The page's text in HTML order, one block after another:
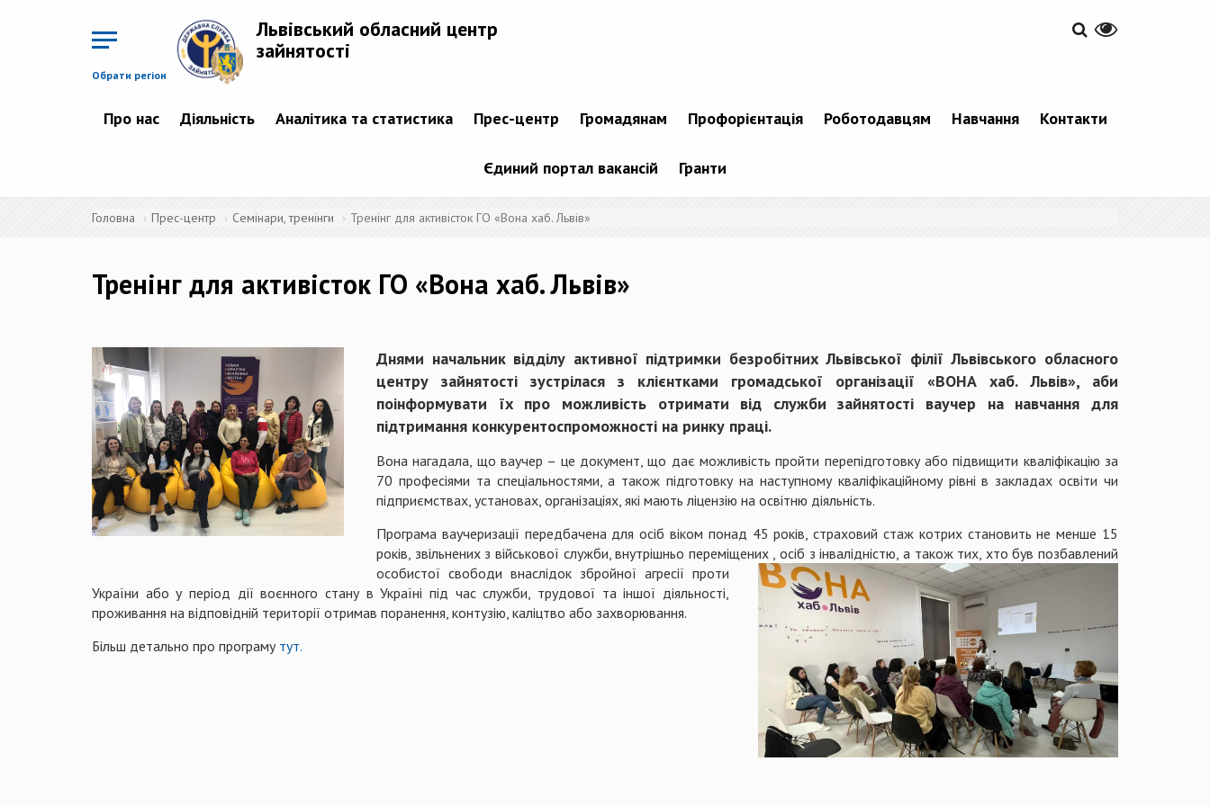
Обрати регіон
Львівський обласний центр
зайнятості
Про нас Діяльність Аналітика та статистика Прес-центр Громадянам Профорієнтація Роботодавцям Навчання Контакти
Єдиний портал вакансій Гранти
Головна Прес-центр Семінари, тренінги Тренінг для активісток ГО «Вона хаб. Львів»
Тренінг для активісток ГО «Вона хаб. Львів»
Днями начальник відділу активної підтримки безробітних Львівської філії Львівського обласного
центру зайнятості зустрілася з клієнтками громадської організації «ВОНА хаб. Львів», аби
поінформувати їх про можливість отримати від служби зайнятості ваучер на навчання для
підтримання конкурентоспроможності на ринку праці.
Вона нагадала, що ваучер – це документ, що дає можливість пройти перепідготовку або підвищити кваліфікацію за
70 професіями та спеціальностями, а також підготовку на наступному кваліфікаційному рівні в закладах освіти чи
підприємствах, установах, організаціях, які мають ліцензію на освітню діяльність.
Програма ваучеризації передбачена для осіб віком понад 45 років, страховий стаж котрих становить не менше 15
років, звільнених з військової служби, внутрішньо переміщених , осіб з інвалідністю, а також тих, хто був позбавлений
особистої свободи внаслідок збройної агресії проти
України або у період дії воєнного стану в Україні під час служби, трудової та іншої діяльності,
проживання на відповідній території отримав поранення, контузію, каліцтво або захворювання.
Більш детально про програму тут.